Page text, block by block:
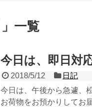
」 一覧
今日は、即日対
2018/5/12
日記
今日は、午後から急遽、
お荷物をお預かりしてお